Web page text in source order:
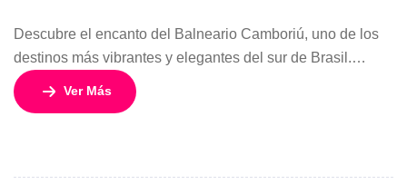
Descubre el encanto del Balneario Camboriú, uno de los
destinos más vibrantes y elegantes del sur de Brasil.
Conocido como la “Río de Janeiro del sur”, este balneario
combina playas de aguas cálidas, vida nocturna animada,
moderno […]
Ver Más